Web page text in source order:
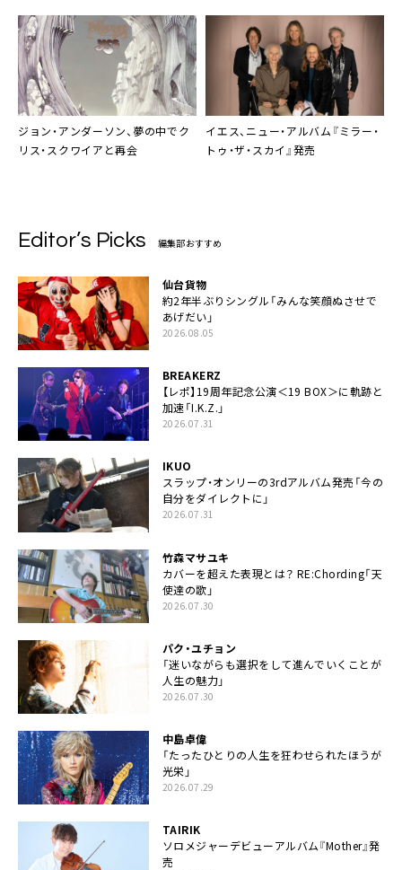
ジョン・アンダーソン、夢の中でク
リス・スクワイアと再会
イエス、ニュー・アルバム『ミラー・
トゥ・ザ・スカイ』発売
Editor’s Picks 編集部おすすめ
仙台貨物
約2年半ぶりシングル「みんな笑顔ぬさせで
あげだい」
2026.08.05
BREAKERZ
【レポ】19周年記念公演＜19 BOX＞に軌跡と
加速「I.K.Z.」
2026.07.31
IKUO
スラップ・オンリーの3rdアルバム発売「今の
自分をダイレクトに」
2026.07.31
竹森マサユキ
カバーを超えた表現とは？ RE:Chording「天
使達の歌」
2026.07.30
パク・ユチョン
「迷いながらも選択をして進んでいくことが
人生の魅力」
2026.07.30
中島卓偉
「たったひとりの人生を狂わせられたほうが
光栄」
2026.07.29
TAIRIK
ソロメジャーデビューアルバム『Mother』発
売